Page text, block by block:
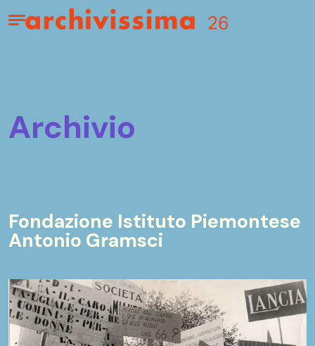
Home page
Apri il menu
archivio
Fondazione Istituto Piemontese
Antonio Gramsci